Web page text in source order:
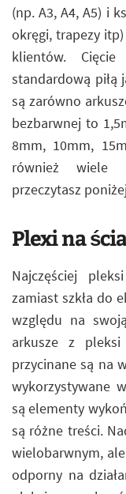
(np. A3, A4, A5) i
okręgi, trapezy
klientów.
standardową piłą
są zarówno
bezbarwnej to
8mm, 10mm,
również wiele
przeczytasz
Plexi na
Najczęściej
zamiast szkła do
względu na
arkusze z
przycinane są na
wykorzystywane
są elementy
są różne treści.
wielobarwnym,
odporny na